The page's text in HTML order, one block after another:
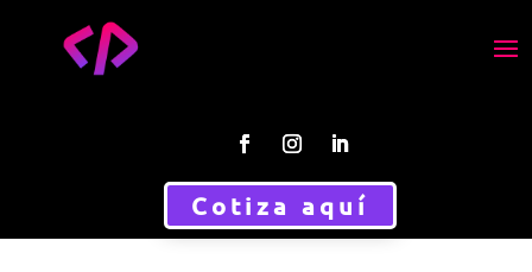
Cotiza aquí